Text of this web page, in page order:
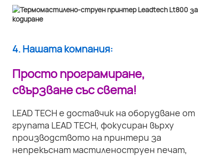
4. Нашата компания:
Просто програмиране,
свързване със света!
LEAD TECH е доставчик на оборудване от
групата LEAD TECH, фокусиран върху
производството на принтери за
непрекъснат мастиленоструен печат,